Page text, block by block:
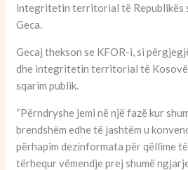
integritetin territorial të Republikës
Geca.
Gecaj thekson se KFOR-i, si
dhe integritetin territorial të
sqarim publik.
“Përndryshe jemi në një fazë kur
brendshëm edhe të jashtëm u
përhapim dezinformata për qëllime
tërhequr vëmendje prej shumë